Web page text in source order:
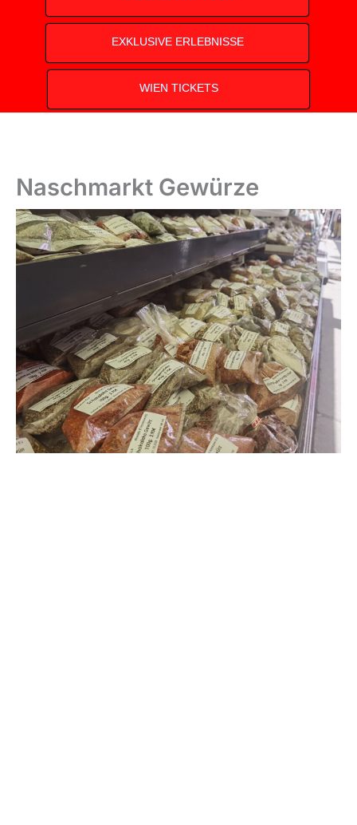
EXKLUSIVE ERLEBNISSE
WIEN TICKETS
Naschmarkt Gewürze